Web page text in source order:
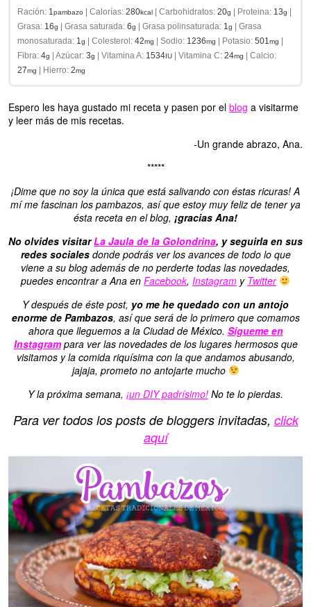
Ración: 1 pambazo | Calorías: 280kcal | Carbohidratos: 20g | Proteina: 13g |
Grasa: 16g | Grasa saturada: 6g | Grasa polinsaturada: 1 g | Grasa
monosaturada: 1 g | Colesterol: 42mg | Sodio: 1236mg | Potasio: 501 mg |
Fibra: 4g | Azúcar: 3g | Vitamina A: 1534IU | Vitamina C: 24mg | Calcio:
27mg | Hierro: 2mg
Espero les haya gustado mi receta y pasen por el blog a visitarme
y leer más de mis recetas.
-Un grande abrazo, Ana.
*****
¡Dime que no soy la única que está salivando con éstas ricuras! A
mí me fascinan los pambazos, así que estoy muy feliz de tener ya
ésta receta en el blog, ¡gracias Ana!
No olvides visitarLa Jaula de la Golondrina, y seguirla en sus
redes socialesdonde podrás ver los avances de todo lo que
viene a su blog además de no perderte todas las novedades,
puedes encontrar a Ana enFacebook, Instagram y Twitter
Y después de éste post, yo me he quedado con un antojo
enorme de Pambazos, así que será de lo primero que comamos
ahora que lleguemos a la Ciudad de México. Sígueme en
Instagrampara ver las novedades de los lugares hermosos que
visitamos y la comida riquísima con la que andamos abusando,
jajaja, prometo no antojarte mucho
Y la próxima semana, ¡un DIY padrísimo! No te lo pierdas.
Para ver todos los posts de bloggers invitadas, click
aquí